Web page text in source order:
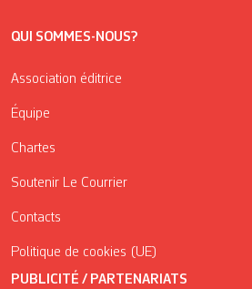
QUI SOMMES-NOUS?
Association éditrice
Équipe
Chartes
Soutenir Le Courrier
Contacts
Politique de cookies (UE)
PUBLICITÉ / PARTENARIATS